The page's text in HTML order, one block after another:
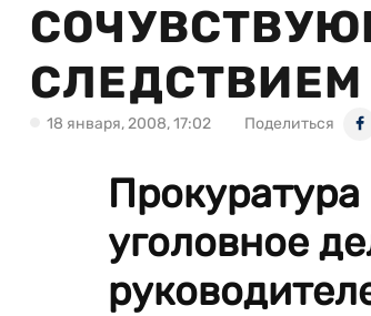
СЛЕДСТВИЕМ
18 января, 2008, 17:02 Поделиться
уголовное